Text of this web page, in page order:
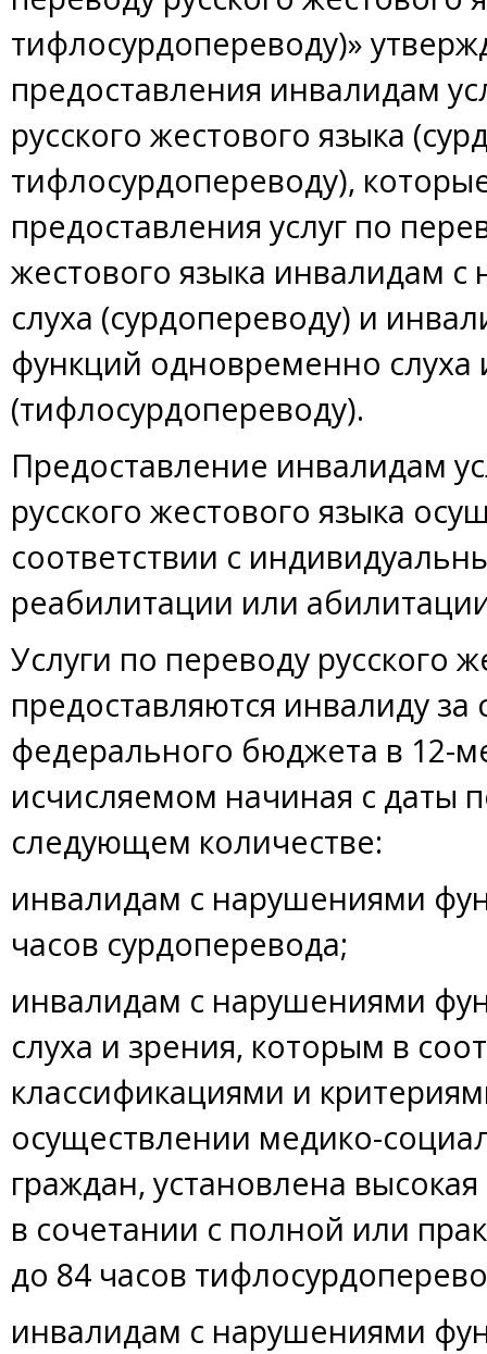
тифлосурдопереводу)»
предоставления инвалидам
русского жестового языка
тифлосурдопереводу),
предоставления услуг по
жестового языка инвалидам
слуха (сурдопереводу) и
функций одновременно слуха
(тифлосурдопереводу).
Предоставление инвалидам
русского жестового языка
соответствии с
реабилитации или
Услуги по переводу русского
предоставляются инвалиду за
федерального бюджета в 12-
исчисляемом начиная с даты
следующем количестве:
инвалидам с нарушениями
часов сурдоперевода;
инвалидам с нарушениями
слуха и зрения, которым в
классификациями и
осуществлении медико-
граждан, установлена
в сочетании с полной или
до 84 часов
инвалидам с нарушениями